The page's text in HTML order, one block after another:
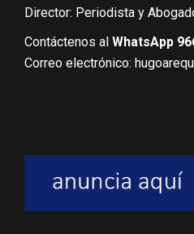
Director: Periodista y
Contáctenos al WhatsApp
Correo electrónico: